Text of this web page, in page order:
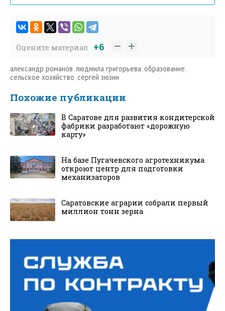
Оцените материал +6
александр романов,людмила григорьева, образование,
сельское хозяйство, сергей зюзин
Похожие публикации
В Саратове для развития кондитерской
фабрики разработают «дорожную
карту»
На базе Пугачевского агротехникума
откроют центр для подготовки
механизаторов
Саратовские аграрии собрали первый
миллион тонн зерна